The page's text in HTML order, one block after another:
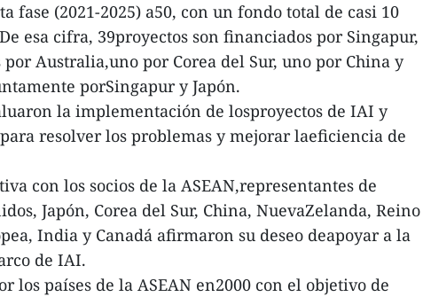
fase (2021-2025) a50, con un fondo total de casi 10
esa cifra, 39proyectos son financiados por Singapur,
por Australia,uno por Corea del Sur, uno por China y
porSingapur y Japón.
la implementación de losproyectos de IAI y
resolver los problemas y mejorar laeficiencia de
con los socios de la ASEAN,representantes de
Japón, Corea del Sur, China, NuevaZelanda, Reino
India y Canadá afirmaron su deseo deapoyar a la
de IAI.
los países de la ASEAN en2000 con el objetivo de